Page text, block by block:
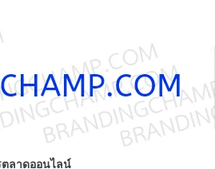
ลาดออนไลน์